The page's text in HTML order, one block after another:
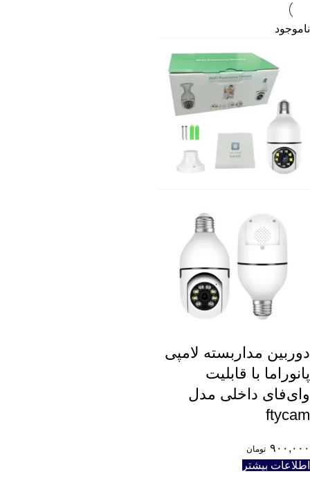
ناموجود
دوربین مداربسته لامپی
پانوراما با قابلیت
وای‌فای داخلی مدل
ftycam
۹۰۰,۰۰۰ تومان
اطلاعات بیشتر